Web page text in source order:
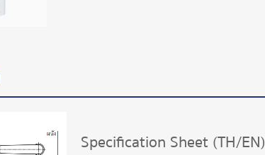
Specification Sheet (TH/EN)